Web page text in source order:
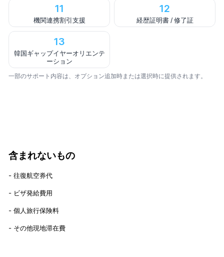
11
機関連携割引支援
12
経歴証明書 / 修了証
13
韓国ギャップイヤーオリエンテ
ーション
一部のサポート内容は、オプション追加時または選択時に提供されます。
含まれないもの
- 往復航空券代
- ビザ発給費用
- 個人旅行保険料
- その他現地滞在費